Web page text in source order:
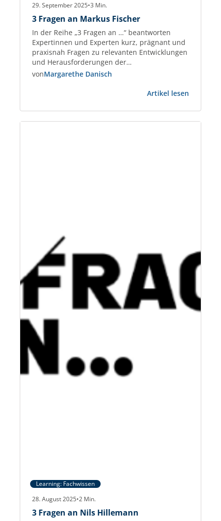
29. September 2025•3 Min.
3 Fragen an Markus Fischer
In der Reihe „3 Fragen an …“ beantworten
Expertinnen und Experten kurz, prägnant und
praxisnah Fragen zu relevanten Entwicklungen
und Herausforderungen der
Gewerbeimmobilien-Branche. Markus Fischer
taskforce – Management on Demand AG und
PropTechs. Zuvor war er 25 Jahre im
Management, u. a. bei PATRIZIA.…
vonMargarethe Danisch
Artikel lesen
Fragen
an
Learning: Fachwissen
28. August 2025•2 Min.
3 Fragen an Nils Hillemann